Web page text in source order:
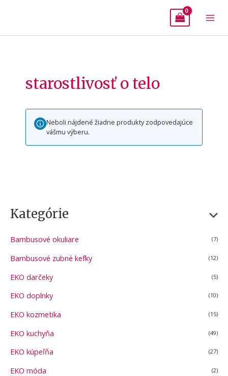
Kategórie
Bambusové okuliare (7)
Bambusové zubné kefky (12)
EKO darčeky (5)
EKO doplnky (10)
EKO kozmetika (15)
EKO kuchyňa (49)
EKO kúpeľňa (27)
EKO móda (2)
starostlivosť o telo
Neboli nájdené žiadne produkty zodpovedajúce
vášmu výberu.